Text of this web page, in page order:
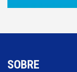
SOBRE